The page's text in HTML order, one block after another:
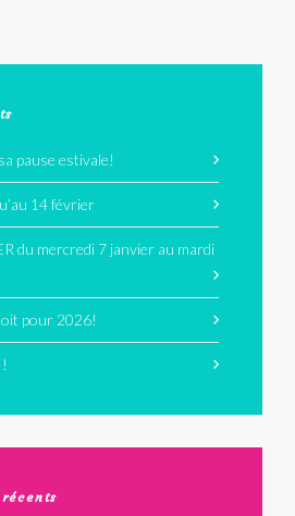
pause estivale!
14 février
du mercredi 7 janvier au mardi
pour 2026!
récents